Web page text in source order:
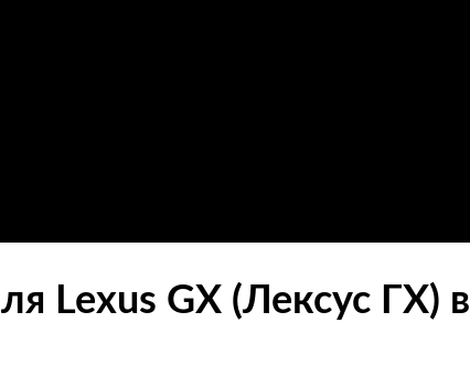
Lexus GX (Лексус ГХ) в